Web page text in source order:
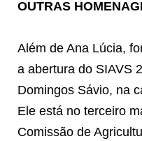
OUTRAS
Além de Ana Lúcia,
a abertura do SIAVS
Domingos Sávio, na
Ele está no terceiro
Comissão de